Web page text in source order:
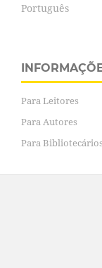
Português
Para Leitores
Para Autores
Para Bibliotecários